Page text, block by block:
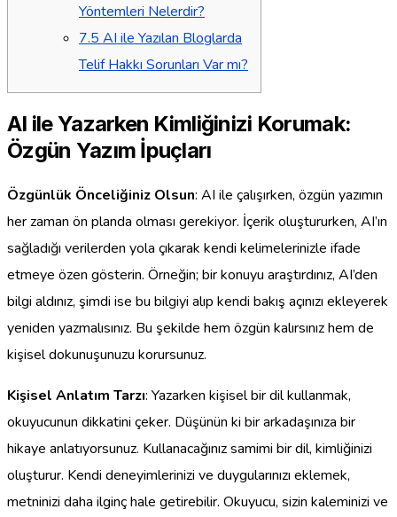
Yöntemleri Nelerdir?
7.5 AI ile Yazılan Bloglarda
Telif Hakkı Sorunları Var mı?
AI ile Yazarken Kimliğinizi Korumak:
Özgün Yazım İpuçları
Özgünlük Önceliğiniz Olsun: AI ile çalışırken, özgün yazımın
her zaman ön planda olması gerekiyor. İçerik oluştururken, AI’ın
sağladığı verilerden yola çıkarak kendi kelimelerinizle ifade
etmeye özen gösterin. Örneğin; bir konuyu araştırdınız, AI’den
bilgi aldınız, şimdi ise bu bilgiyi alıp kendi bakış açınızı ekleyerek
yeniden yazmalısınız. Bu şekilde hem özgün kalırsınız hem de
kişisel dokunuşunuzu korursunuz.
Kişisel Anlatım Tarzı: Yazarken kişisel bir dil kullanmak,
okuyucunun dikkatini çeker. Düşünün ki bir arkadaşınıza bir
hikaye anlatıyorsunuz. Kullanacağınız samimi bir dil, kimliğinizi
oluşturur. Kendi deneyimlerinizi ve duygularınızı eklemek,
metninizi daha ilginç hale getirebilir. Okuyucu, sizin kaleminizi ve